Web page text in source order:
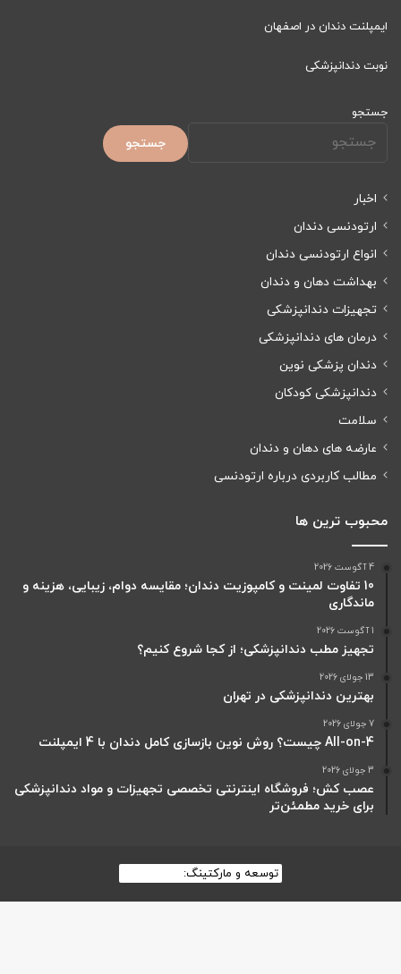
ایمپلنت دندان در اصفهان
نوبت دندانپزشکی
جستجو
جستجو
اخبار
ارتودنسی دندان
انواع ارتودنسی دندان
بهداشت دهان و دندان
تجهیزات دندانپزشکی
درمان های دندانپزشکی
دندان پزشکی نوین
دندانپزشکی کودکان
سلامت
عارضه های دهان و دندان
مطالب کاربردی درباره ارتودنسی
محبوب ترین ها
4 آگوست 2026
10 تفاوت لمینت و کامپوزیت دندان؛ مقایسه دوام، زیبایی، هزینه و
ماندگاری
1 آگوست 2026
تجهیز مطب دندانپزشکی؛ از کجا شروع کنیم؟
13 جولای 2026
بهترین دندانپزشکی در تهران
7 جولای 2026
All-on-4 چیست؟ روش نوین بازسازی کامل دندان با 4 ایمپلنت
3 جولای 2026
عصب کش؛ فروشگاه اینترنتی تخصصی تجهیزات و مواد دندانپزشکی
برای خرید مطمئن‌تر
توسعه و مارکتینگ: